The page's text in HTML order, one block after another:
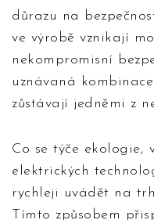
důrazu na
ve výrobě vznikají
nekompromisní
uznávaná
zůstávají jedněmi z
Co se týče ekologie,
elektrických
rychleji uvádět na
Tímto způsobem